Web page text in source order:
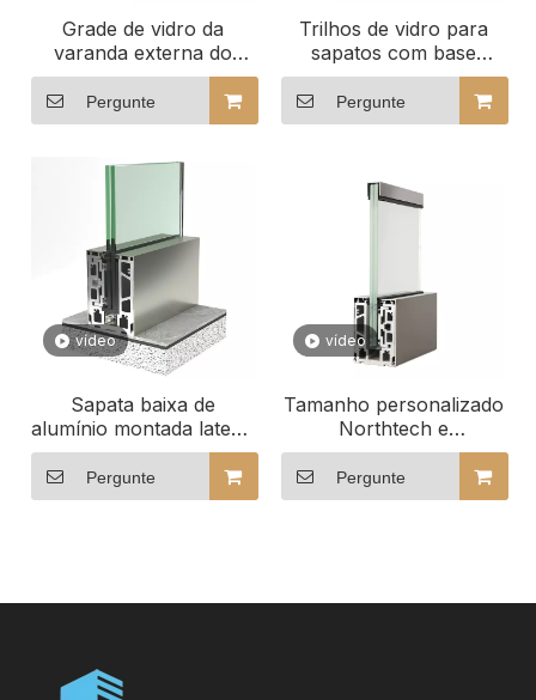
Grade de vidro da
varanda externa do
canal U para
escritório/Villa
Pergunte
Trilhos de vidro para
sapatos com base
premium de design
moderno
Pergunte
vídeo
Sapata baixa de
alumínio montada lateral
popular do painel de
vidro do perfil de vidro
do canal em U para
Pergunte
vídeo
Tamanho personalizado
Northtech e
configuração de vidro
Trilhos de vidro LED
para arquitetura
Pergunte